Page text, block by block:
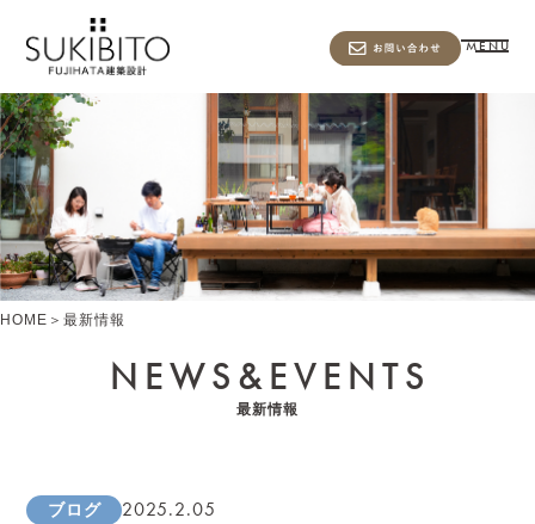
MENU
NEWS&EVENTS
最新情報
HOME ＞ 最新情報
ブログ 2025.2.05